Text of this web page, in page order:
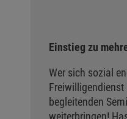
Einstieg zu
Wer sich sozial
begleitenden
weiterbringen!